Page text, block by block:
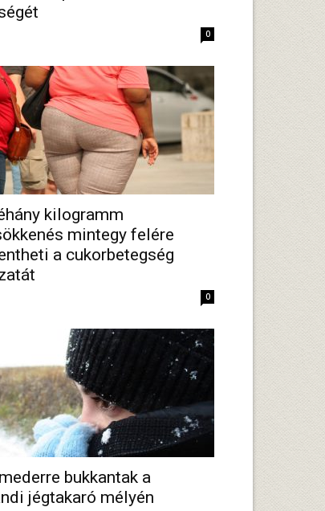
0
kilogramm
mintegy felére
a cukorbetegség
0
bukkantak a
jégtakaró mélyén